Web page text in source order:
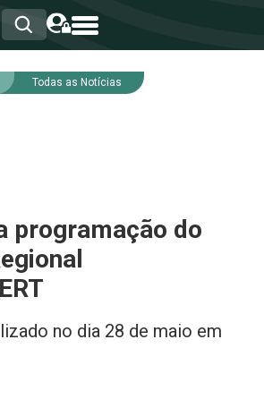
Todas as Notícias
programação do
no dia 28 de maio em